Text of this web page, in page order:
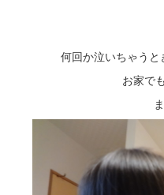
何回か泣いちゃう
お家で